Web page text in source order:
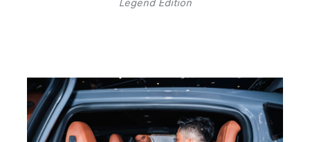
Legend Edition